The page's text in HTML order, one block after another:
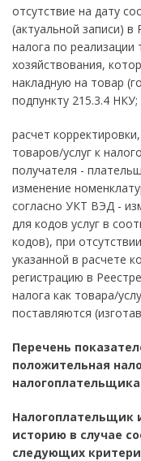
отсутствие на дату
(актуальной записи)
налога по
хозяйствования,
накладную на товар
подпункту 215.3.4 НКУ;
расчет
товаров/услуг к
получателя -
изменение
согласно УКТ ВЭД -
для кодов услуг в
кодов), при
указанной в расчете
регистрацию в
налога как товара/
поставляются
Перечень
положительная
налогоплательщика
Налогоплательщик
историю в случае
следующих